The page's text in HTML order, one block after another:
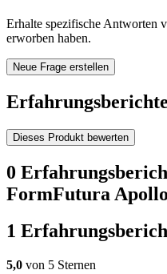
Erhalte spezifische Antworten
erworben haben.
Neue Frage erstellen
Dieses Produkt bewerten
0
FormFutura
1
5,0 von 5 Sternen